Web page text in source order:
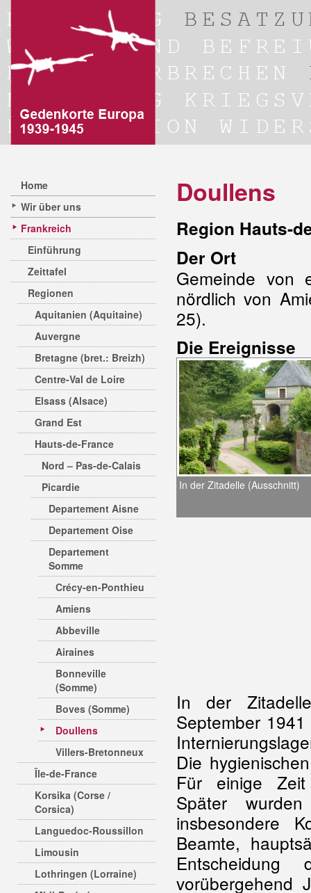
Home
Wir über uns
Frankreich
Einführung
Zeittafel
Regionen
Aquitanien (Aquitaine)
Auvergne
Bretagne (bret.: Breizh)
Centre-Val de Loire
Elsass (Alsace)
Grand Est
Hauts-de-France
Nord – Pas-de-Calais
Picardie
Departement Aisne
Departement Oise
Departement
Somme
Crécy-en-Ponthieu
Amiens
Abbeville
Airaines
Bonneville
(Somme)
Boves (Somme)
Doullens
Villers-Bretonneux
Île-de-France
Korsika (Corse /
Corsica)
Languedoc-Roussillon
Limousin
Lothringen (Lorraine)
Doullens
Region Hauts-
Der Ort
Gemeinde von
nördlich von
25).
Die Ereignisse
In der Zitadelle (Ausschnitt)
In der
September
Die
Für einige Zeit
Später
insbesondere
Beamte,
vorübergehend